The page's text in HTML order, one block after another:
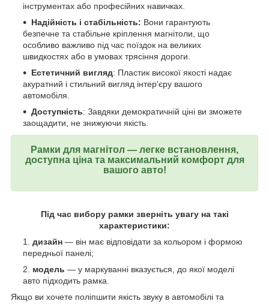
інструментах або професійних навичках.
Надійність і стабільність: Вони гарантують
безпечне та стабільне кріплення магнітоли, що
особливо важливо під час поїздок на великих
швидкостях або в умовах трясіння дороги.
Естетичний вигляд: Пластик високої якості надає
акуратний і стильний вигляд інтер'єру вашого
автомобіля.
Доступність: Завдяки демократичній ціні ви зможете
заощадити, не знижуючи якість.
Рамки для магнітол — легке встановлення,
доступна ціна та максимальний комфорт для
вашого авто!
Під час вибору рамки зверніть увагу на такі
характеристики:
дизайн — він має відповідати за кольором і формою
передньої панелі;
модель — у маркуванні вказується, до якої моделі
авто підходить рамка.
Якщо ви хочете поліпшити якість звуку в автомобілі та